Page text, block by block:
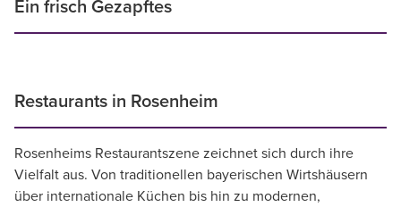
Ein frisch Gezapftes
Restaurants in Rosenheim
Rosenheims Restaurantszene zeichnet sich durch ihre
Vielfalt aus. Von traditionellen bayerischen Wirtshäusern
über internationale Küchen bis hin zu modernen,